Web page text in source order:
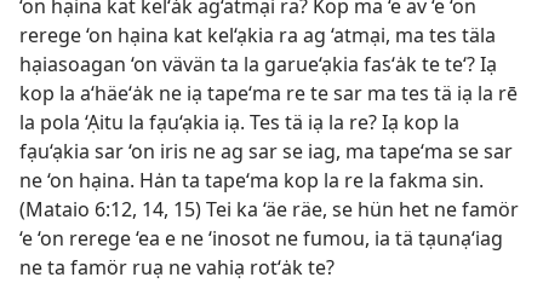
‘on hạina kat kel‘ȧk ag‘atmại ra? Kop ma ‘e av ‘e ‘on
rerege ‘on hạina kat kel‘ạkia ra ag ‘atmại, ma tes täla
hạiasoagan ‘on vävän ta la garue‘ạkia fas‘ȧk te te‘? Iạ
kop la a‘häe‘ȧk ne iạ tape‘ma re te sar ma tes tä iạ la rē
la pola ‘Ạitu la fạu‘ạkia iạ. Tes tä iạ la re? Iạ kop la
fạu‘ạkia sar ‘on iris ne ag sar se iag, ma tape‘ma se sar
ne ‘on hạina. Hȧn ta tape‘ma kop la re la fakma sin.
(Mataio 6:12, 14, 15) Tei ka ‘äe räe, se hün het ne famör
‘e ‘on rerege ‘ea e ne ‘inosot ne fumou, ia tä tạunạ‘iag
ne ta famör ruạ ne vahiạ rot‘ȧk te?